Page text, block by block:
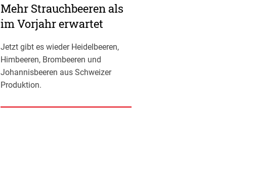
Mehr Strauchbeeren als
im Vorjahr erwartet
Jetzt gibt es wieder Heidelbeeren,
Himbeeren, Brombeeren und
Johannisbeeren aus Schweizer
Produktion.